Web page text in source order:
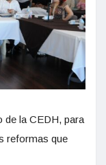
de la CEDH, para
reformas que